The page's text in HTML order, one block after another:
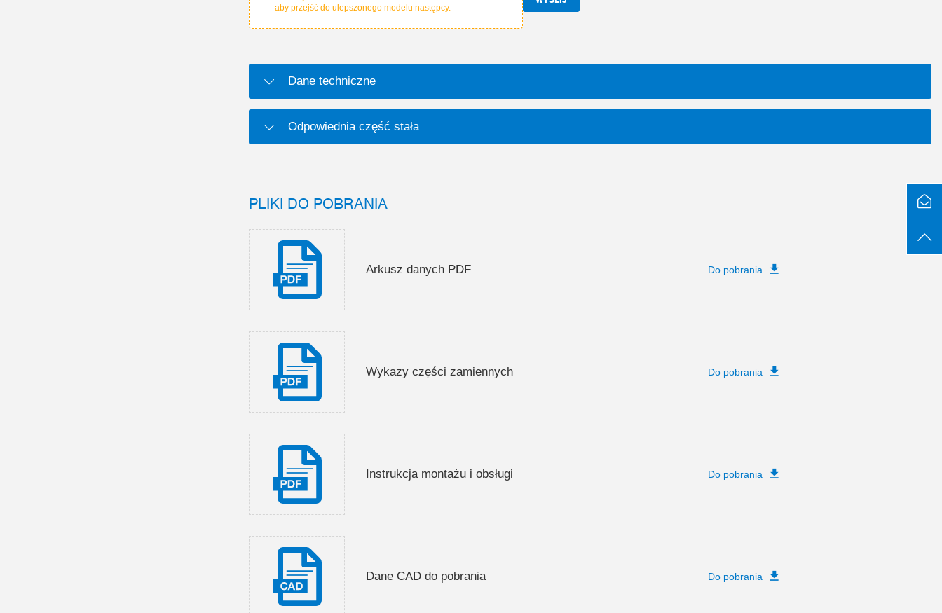
aby przejść do ulepszonego modelu następcy.
Dane techniczne
Odpowiednia część stała
PLIKI DO POBRANIA
Arkusz danych PDF Do pobrania
Wykazy części zamiennych Do pobrania
Instrukcja montażu i obsługi Do pobrania
Dane CAD do pobrania Do pobrania